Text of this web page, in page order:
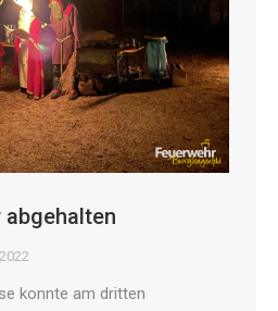
konnte am dritten